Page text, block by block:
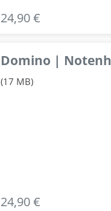
24,90 €
Domino |
(17 MB)
24,90 €